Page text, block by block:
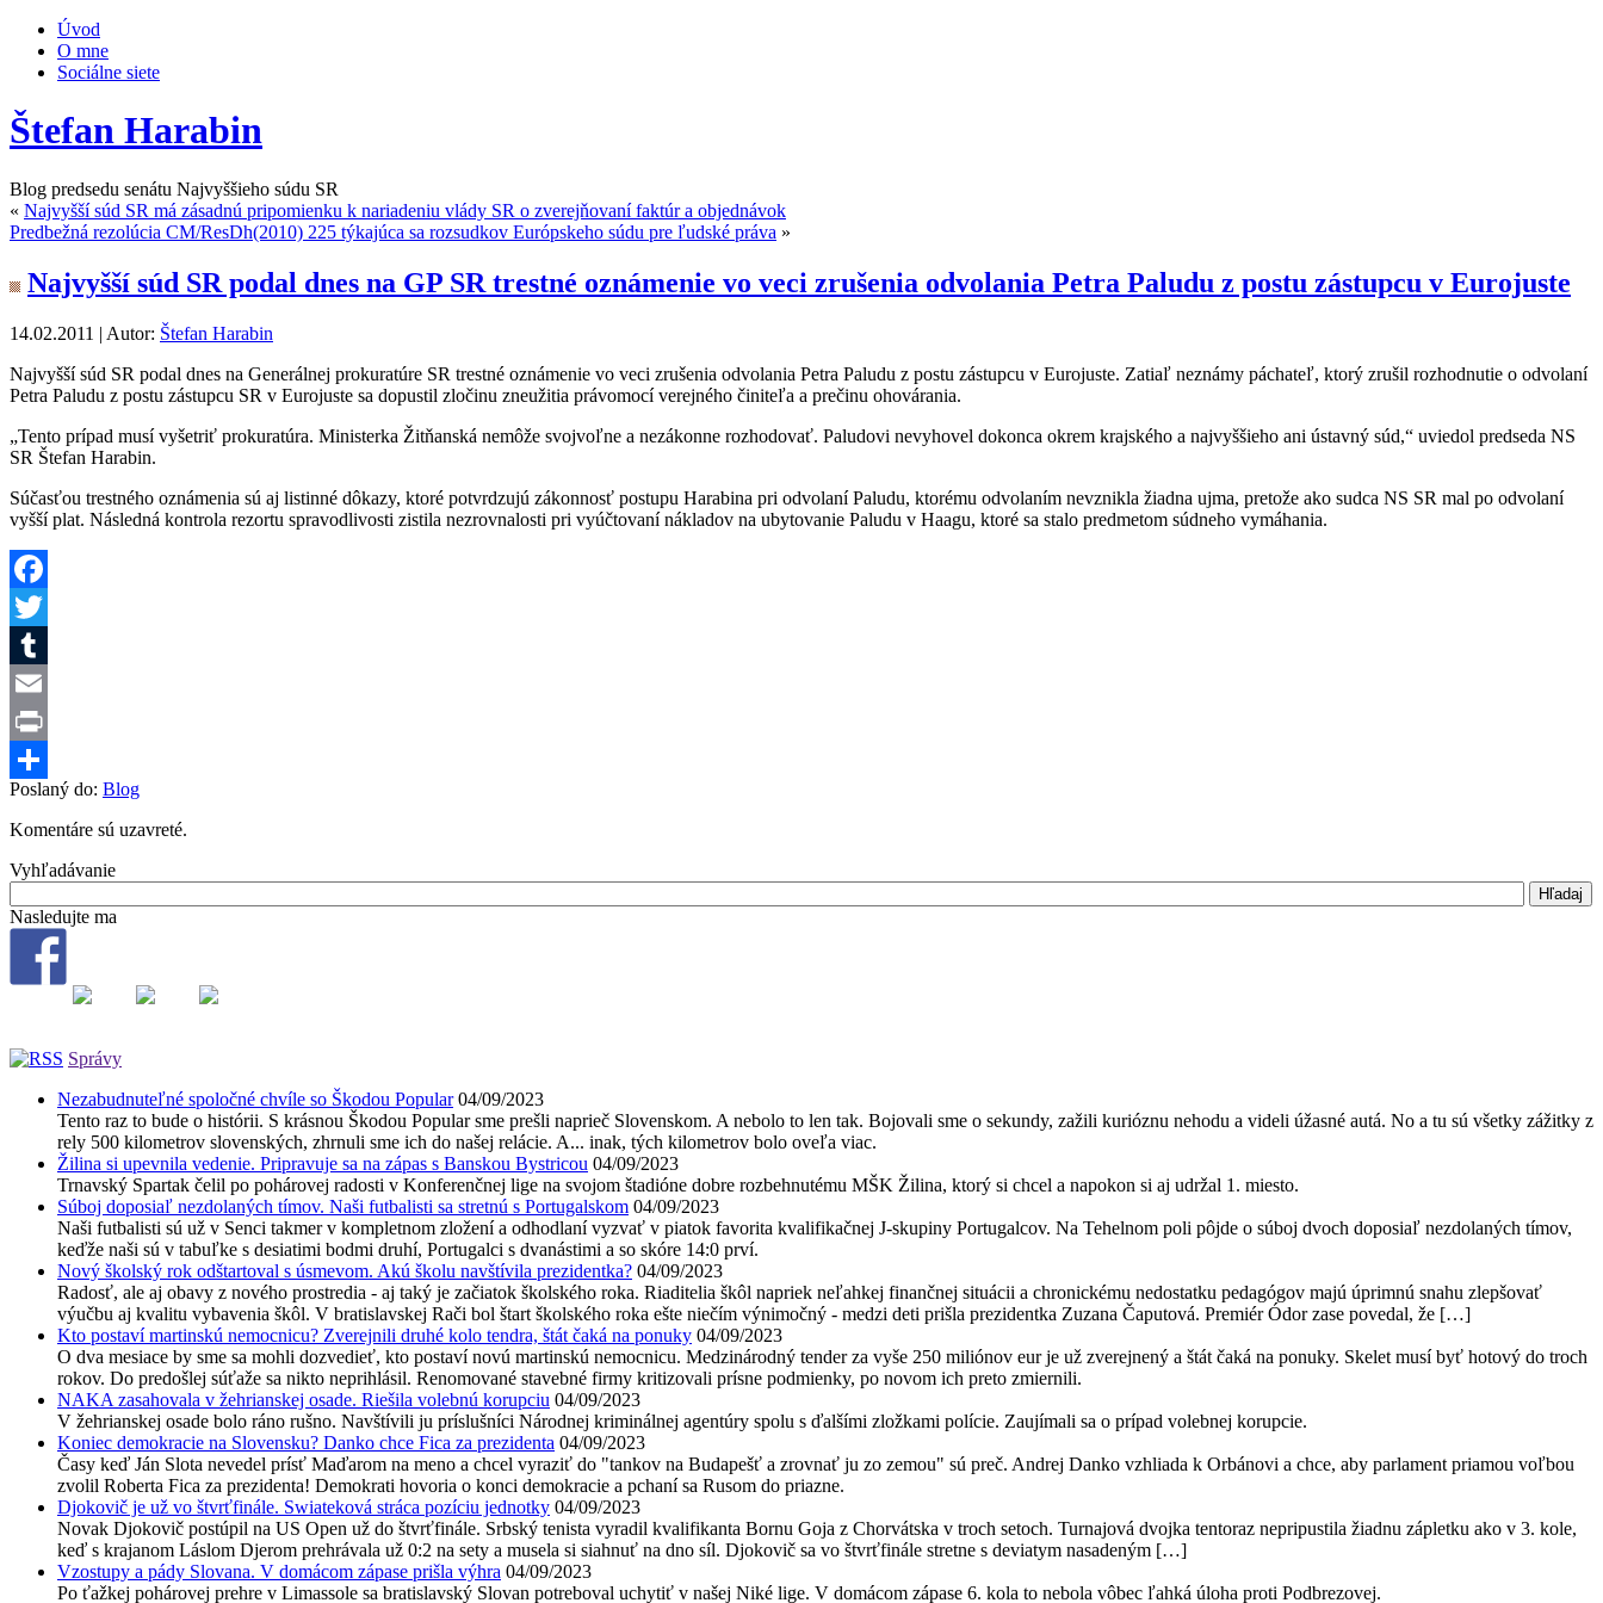
Úvod
O mne
Sociálne siete
Štefan Harabin
Blog predsedu senátu Najvyššieho súdu SR
« Najvyšší súd SR má zásadnú pripomienku k nariadeniu vlády SR o zverejňovaní faktúr a objednávok
Predbežná rezolúcia CM/ResDh(2010) 225 týkajúca sa rozsudkov Európskeho súdu pre ľudské práva »
Najvyšší súd SR podal dnes na GP SR trestné oznámenie vo veci zrušenia odvolania Petra Paludu z postu zástupcu v Eurojuste
14.02.2011 | Autor: Štefan Harabin
Najvyšší súd SR podal dnes na Generálnej prokuratúre SR trestné oznámenie vo veci zrušenia odvolania Petra Paludu z postu zástupcu v Eurojuste. Zatiaľ neznámy páchateľ, ktorý zrušil rozhodnutie o odvolaní
Petra Paludu z postu zástupcu SR v Eurojuste sa dopustil zločinu zneužitia právomocí verejného činiteľa a prečinu ohovárania.
„Tento prípad musí vyšetriť prokuratúra. Ministerka Žitňanská nemôže svojvoľne a nezákonne rozhodovať. Paludovi nevyhovel dokonca okrem krajského a najvyššieho ani ústavný súd,“ uviedol predseda NS
SR Štefan Harabin.
Súčasťou trestného oznámenia sú aj listinné dôkazy, ktoré potvrdzujú zákonnosť postupu Harabina pri odvolaní Paludu, ktorému odvolaním nevznikla žiadna ujma, pretože ako sudca NS SR mal po odvolaní
vyšší plat. Následná kontrola rezortu spravodlivosti zistila nezrovnalosti pri vyúčtovaní nákladov na ubytovanie Paludu v Haagu, ktoré sa stalo predmetom súdneho vymáhania.
Facebook
Twitter
Tumblr
Email
Print
Share
Poslaný do: Blog
Komentáre sú uzavreté.
Vyhľadávanie
Nasledujte ma
Správy
Nezabudnuteľné spoločné chvíle so Škodou Popular 04/09/2023
Tento raz to bude o histórii. S krásnou Škodou Popular sme prešli naprieč Slovenskom. A nebolo to len tak. Bojovali sme o sekundy, zažili kurióznu nehodu a videli úžasné autá. No a tu sú všetky zážitky z
rely 500 kilometrov slovenských, zhrnuli sme ich do našej relácie. A... inak, tých kilometrov bolo oveľa viac.
Žilina si upevnila vedenie. Pripravuje sa na zápas s Banskou Bystricou 04/09/2023
Trnavský Spartak čelil po pohárovej radosti v Konferenčnej lige na svojom štadióne dobre rozbehnutému MŠK Žilina, ktorý si chcel a napokon si aj udržal 1. miesto.
Súboj doposiaľ nezdolaných tímov. Naši futbalisti sa stretnú s Portugalskom 04/09/2023
Naši futbalisti sú už v Senci takmer v kompletnom zložení a odhodlaní vyzvať v piatok favorita kvalifikačnej J-skupiny Portugalcov. Na Tehelnom poli pôjde o súboj dvoch doposiaľ nezdolaných tímov,
keďže naši sú v tabuľke s desiatimi bodmi druhí, Portugalci s dvanástimi a so skóre 14:0 prví.
Nový školský rok odštartoval s úsmevom. Akú školu navštívila prezidentka? 04/09/2023
Radosť, ale aj obavy z nového prostredia - aj taký je začiatok školského roka. Riaditelia škôl napriek neľahkej finančnej situácii a chronickému nedostatku pedagógov majú úprimnú snahu zlepšovať
výučbu aj kvalitu vybavenia škôl. V bratislavskej Rači bol štart školského roka ešte niečím výnimočný - medzi deti prišla prezidentka Zuzana Čaputová. Premiér Ódor zase povedal, že […]
Kto postaví martinskú nemocnicu? Zverejnili druhé kolo tendra, štát čaká na ponuky 04/09/2023
O dva mesiace by sme sa mohli dozvedieť, kto postaví novú martinskú nemocnicu. Medzinárodný tender za vyše 250 miliónov eur je už zverejnený a štát čaká na ponuky. Skelet musí byť hotový do troch
rokov. Do predošlej súťaže sa nikto neprihlásil. Renomované stavebné firmy kritizovali prísne podmienky, po novom ich preto zmiernili.
NAKA zasahovala v žehrianskej osade. Riešila volebnú korupciu 04/09/2023
V žehrianskej osade bolo ráno rušno. Navštívili ju príslušníci Národnej kriminálnej agentúry spolu s ďalšími zložkami polície. Zaujímali sa o prípad volebnej korupcie.
Koniec demokracie na Slovensku? Danko chce Fica za prezidenta 04/09/2023
Časy keď Ján Slota nevedel prísť Maďarom na meno a chcel vyraziť do "tankov na Budapešť a zrovnať ju zo zemou" sú preč. Andrej Danko vzhliada k Orbánovi a chce, aby parlament priamou voľbou
zvolil Roberta Fica za prezidenta! Demokrati hovoria o konci demokracie a pchaní sa Rusom do priazne.
Djokovič je už vo štvrťfinále. Swiateková stráca pozíciu jednotky 04/09/2023
Novak Djokovič postúpil na US Open už do štvrťfinále. Srbský tenista vyradil kvalifikanta Bornu Goja z Chorvátska v troch setoch. Turnajová dvojka tentoraz nepripustila žiadnu zápletku ako v 3. kole,
keď s krajanom Láslom Djerom prehrávala už 0:2 na sety a musela si siahnuť na dno síl. Djokovič sa vo štvrťfinále stretne s deviatym nasadeným […]
Vzostupy a pády Slovana. V domácom zápase prišla výhra 04/09/2023
Po ťažkej pohárovej prehre v Limassole sa bratislavský Slovan potreboval uchytiť v našej Niké lige. V domácom zápase 6. kola to nebola vôbec ľahká úloha proti Podbrezovej.